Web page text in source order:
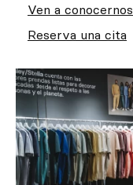
Ven a conocernos
Reserva una cita